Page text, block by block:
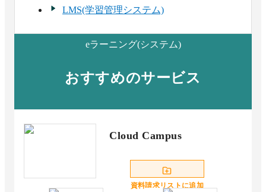
LMS(学習管理システム)
eラーニング(システム)
おすすめのサービス
Cloud Campus
資料請求リストに追加